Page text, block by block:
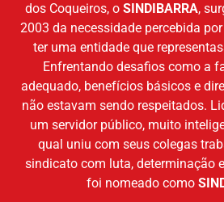
dos Coqueiros, o SINDIBARRA,
2003 da necessidade percebida
ter uma entidade que
Enfrentando desafios como a
adequado, benefícios básicos e
não estavam sendo respeitados.
um servidor público, muito
qual uniu com seus colegas
sindicato com luta, determinação
foi nomeado como